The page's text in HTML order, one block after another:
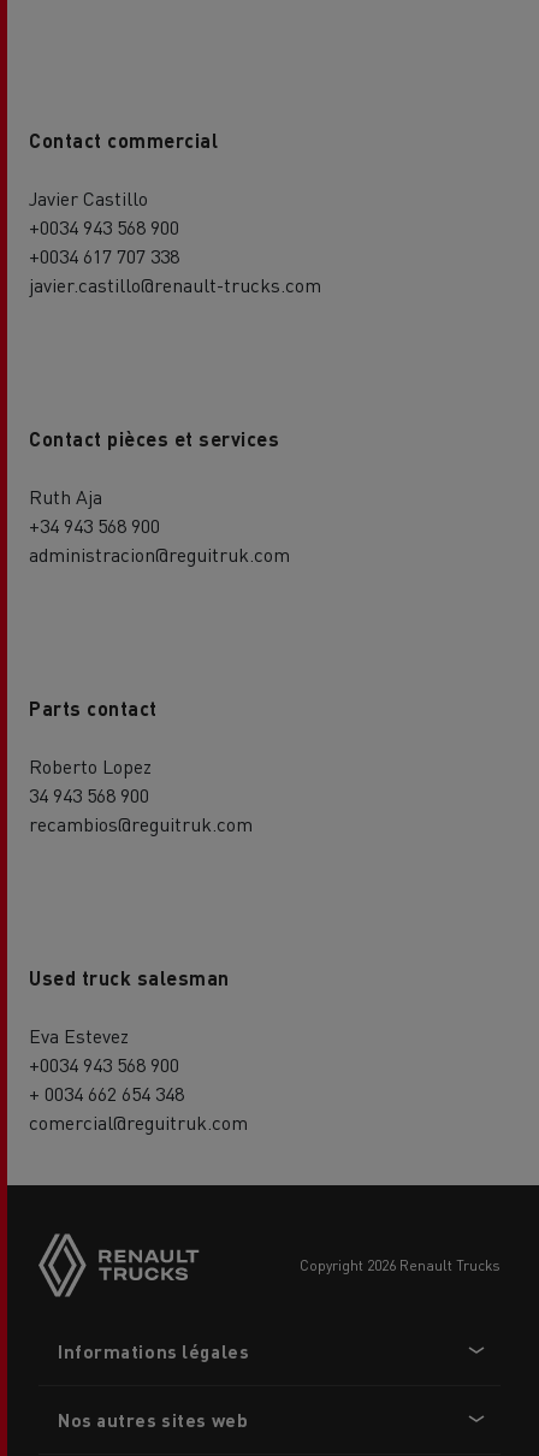
Contact commercial
Javier Castillo
+0034 943 568 900
+0034 617 707 338
javier.castillo@renault-trucks.com
Contact pièces et services
Ruth Aja
+34 943 568 900
administracion@reguitruk.com
Parts contact
Roberto Lopez
34 943 568 900
recambios@reguitruk.com
Used truck salesman
Eva Estevez
+0034 943 568 900
+ 0034 662 654 348
comercial@reguitruk.com
buttons
copyright 2026 Renault Trucks
menu
Informations légales
Nos autres sites web